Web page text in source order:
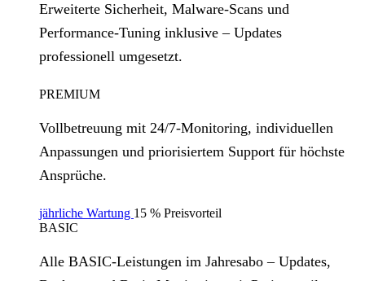
Erweiterte Sicherheit, Malware‑Scans und
Performance‑Tuning inklusive – Updates
professionell umgesetzt.
PREMIUM
Vollbetreuung mit 24/7‑Monitoring, individuellen
Anpassungen und priorisiertem Support für höchste
Ansprüche.
jährliche Wartung 15 % Preisvorteil
BASIC
Alle BASIC‑Leistungen im Jahresabo – Updates,